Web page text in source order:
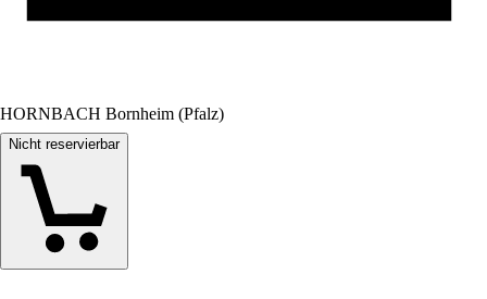
HORNBACH Bornheim (Pfalz)
Nicht reservierbar